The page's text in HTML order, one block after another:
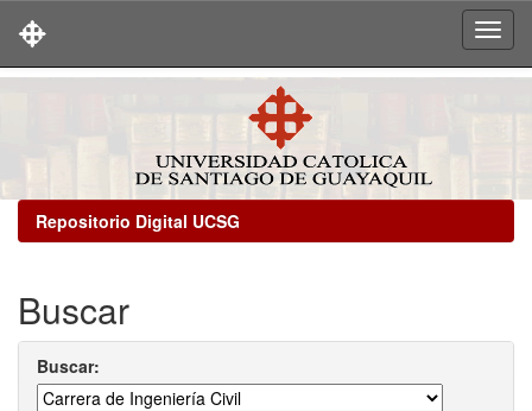
Repositorio Digital UCSG
Buscar
Buscar: